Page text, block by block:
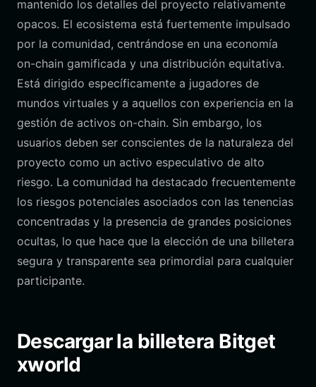
mantenido los detalles del proyecto relativamente
opacos. El ecosistema está fuertemente impulsado
por la comunidad, centrándose en una economía
on-chain gamificada y una distribución equitativa.
Está dirigido específicamente a jugadores de
mundos virtuales y a aquellos con experiencia en la
gestión de activos on-chain. Sin embargo, los
usuarios deben ser conscientes de la naturaleza del
proyecto como un activo especulativo de alto
riesgo. La comunidad ha destacado frecuentemente
los riesgos potenciales asociados con las tenencias
concentradas y la presencia de grandes posiciones
ocultas, lo que hace que la elección de una billetera
segura y transparente sea primordial para cualquier
participante.
Descargar la billetera Bitget
xworld